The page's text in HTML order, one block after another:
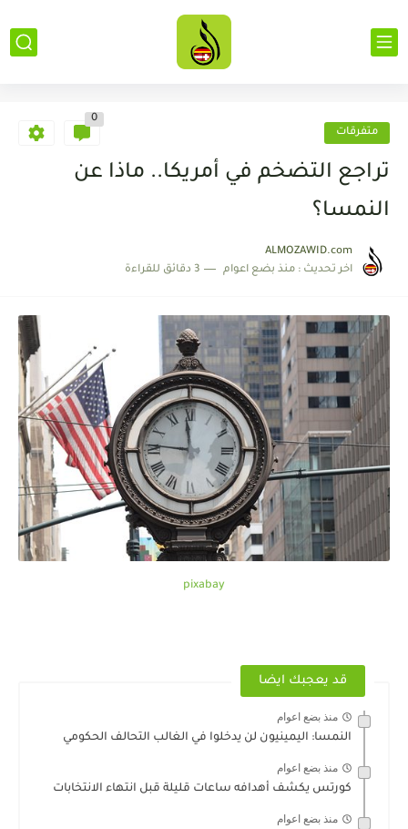
متفرقات
0
تراجع التضخم في أمريكا.. ماذا عن
النمسا؟
ALMOZAWID.com
اخر تحديث : منذ بضع اعوام 3 دقائق للقراءة
pixabay
قد يعجبك ايضا
منذ بضع اعوام
النمسا: اليمينيون لن يدخلوا في الغالب التحالف الحكومي
منذ بضع اعوام
كورتس يكشف أهدافه ساعات قليلة قبل انتهاء الانتخابات
منذ بضع اعوام